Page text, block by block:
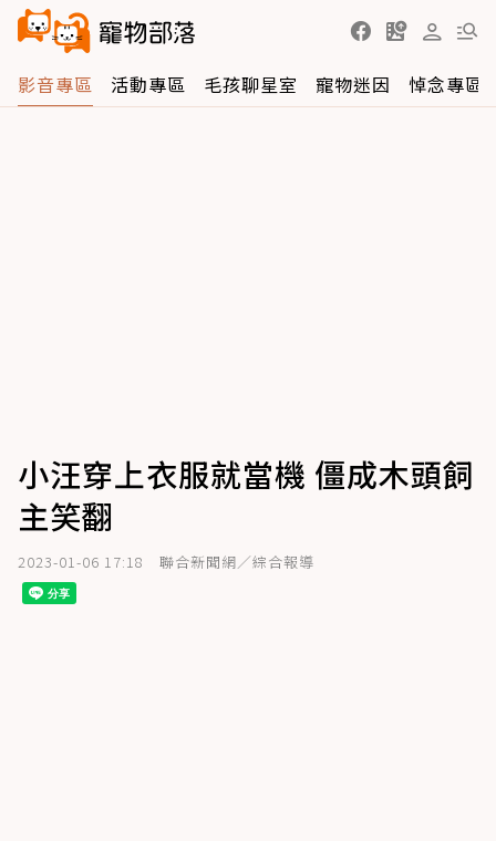
影音專區 活動專區 毛孩聊星室 寵物迷因 悼念專區
小汪穿上衣服就當機 僵成木頭飼
主笑翻
2023-01-06 17:18 聯合新聞網／綜合報導